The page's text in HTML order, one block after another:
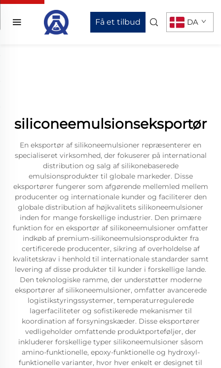
Få et tilbud DA
siliconeemulsionseksportør
En eksportør af silikoneemulsioner repræsenterer en
specialiseret virksomhed, der fokuserer på international
distribution og salg af silikonebaserede
emulsionsprodukter til globale markeder. Disse
eksportører fungerer som afgørende mellemled mellem
producenter og internationale kunder og faciliterer den
globale distribution af højkvalitets silikoneemulsioner
inden for mange forskellige industrier. Den primære
funktion for en eksportør af silikoneemulsioner omfatter
indkøb af premium-silikoneemulsionsprodukter fra
certificerede producenter, sikring af overholdelse af
kvalitetskrav i henhold til internationale standarder samt
levering af disse produkter til kunder i forskellige lande.
Den teknologiske ramme, der understøtter moderne
eksportører af silikoneemulsioner, omfatter avancerede
logistikstyringssystemer, temperaturregulerede
lagerfaciliteter og sofistikerede mekanismer til
koordination af forsyningskæder. Disse eksportører
vedligeholder omfattende produktporteføljer, der
inkluderer forskellige typer silikoneemulsioner såsom
amino-funktionelle, epoxy-funktionelle og hydroxyl-
funktionelle varianter, hvor hver enkelt er designet til